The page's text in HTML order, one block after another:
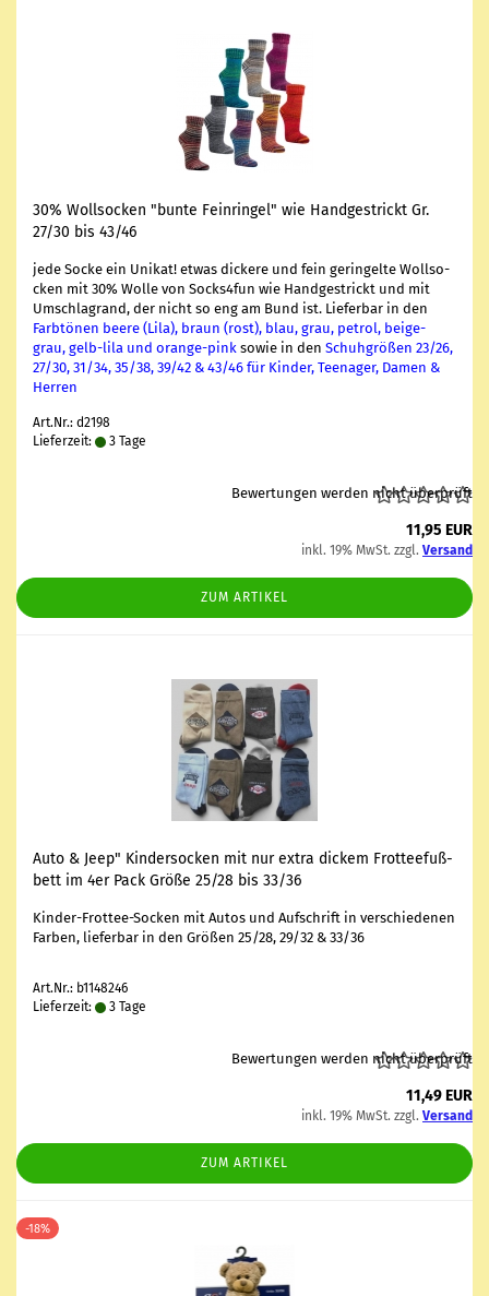
30% Woll­so­cken "bunte Fein­rin­gel" wie Hand­ge­strickt Gr.
27/30 bis 43/46
jede Socke ein Uni­kat! etwas di­cke­re und fein ge­rin­gel­te Woll­so­
cken mit 30% Wolle von Socks4fun wie Hand­ge­strickt und mit
Um­schlag­rand, der nicht so eng am Bund ist. Lie­fer­bar in den
Farb­tö­nen beere (Lila), braun (rost), blau, grau, pe­trol, beige-​
grau, gelb-​lila und orange-​pink sowie in den Schuh­grö­ßen 23/26,
27/30, 31/34, 35/38, 39/42 & 43/46 für Kin­der, Teen­ager, Damen &
Her­ren
Art.Nr.: d2198
Lieferzeit:
3 Tage
Bewertungen werden nicht überprüft
11,95 EUR
inkl. 19% MwSt. zzgl. Versand
ZUM ARTIKEL
Auto & Jeep" Kin­der­so­cken mit nur extra di­ckem Frot­tee­fuß­
bett im 4er Pack Größe 25/28 bis 33/36
Kinder-​Frottee-Socken mit Autos und Auf­schrift in ver­schie­de­nen
Far­ben, lie­fer­bar in den Grö­ßen 25/28, 29/32 & 33/36
Art.Nr.: b1148246
Lieferzeit:
3 Tage
Bewertungen werden nicht überprüft
11,49 EUR
inkl. 19% MwSt. zzgl. Versand
ZUM ARTIKEL
-18%